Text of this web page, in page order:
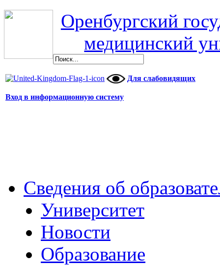
Оренбургский
медицинский
Для слабовидящих
Вход в информационную систему
Сведения об
Университет
Новости
Образование